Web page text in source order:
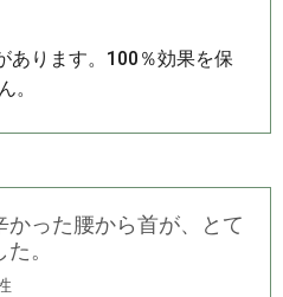
あります。100％効果を保
。
かった腰から首が、とて
。